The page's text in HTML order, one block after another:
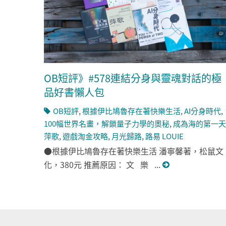
OB短評》#578連結分身與靈魂對話的極
品好書懶人包
OB短評,根據伊比鳩魯存在著快樂生活,AI分身時代,
100幅世界名畫，解鎖量子力學的奧秘, 成為海的第一天
萍歌,遊戲淘金攻略, 月光歸路, 路易 LOUIE
●根據伊比鳩魯存在著快樂生活 潘寧馨著，松鼠文
化，380元 推薦原因： 文 樂 ...